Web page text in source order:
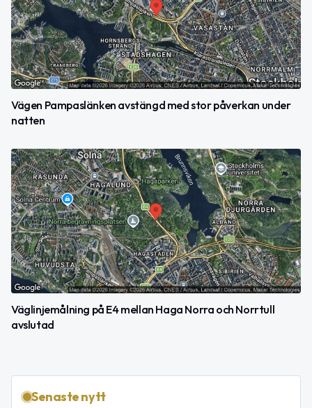
Vägen Pampaslänken avstängd med stor påverkan under
natten
Väglinjemålning på E4 mellan Haga Norra och Norrtull
avslutad
Senaste nytt